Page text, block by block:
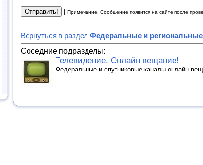
Примечание. Сообщение появится на сайте после
Вернуться в раздел Федеральные и
Соседние подразделы:
Телевидение. Онлайн вещание!
Федеральные и спутниковые каналы онлайн